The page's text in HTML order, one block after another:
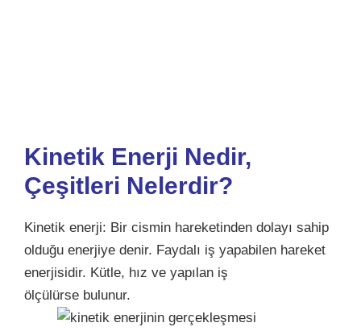
Kinetik Enerji Nedir,
Çeşitleri Nelerdir?
Kinetik enerji: Bir cismin hareketinden dolayı sahip
olduğu enerjiye denir. Faydalı iş yapabilen hareket
enerjisidir. Kütle, hız ve yapılan iş
ölçülürse bulunur.